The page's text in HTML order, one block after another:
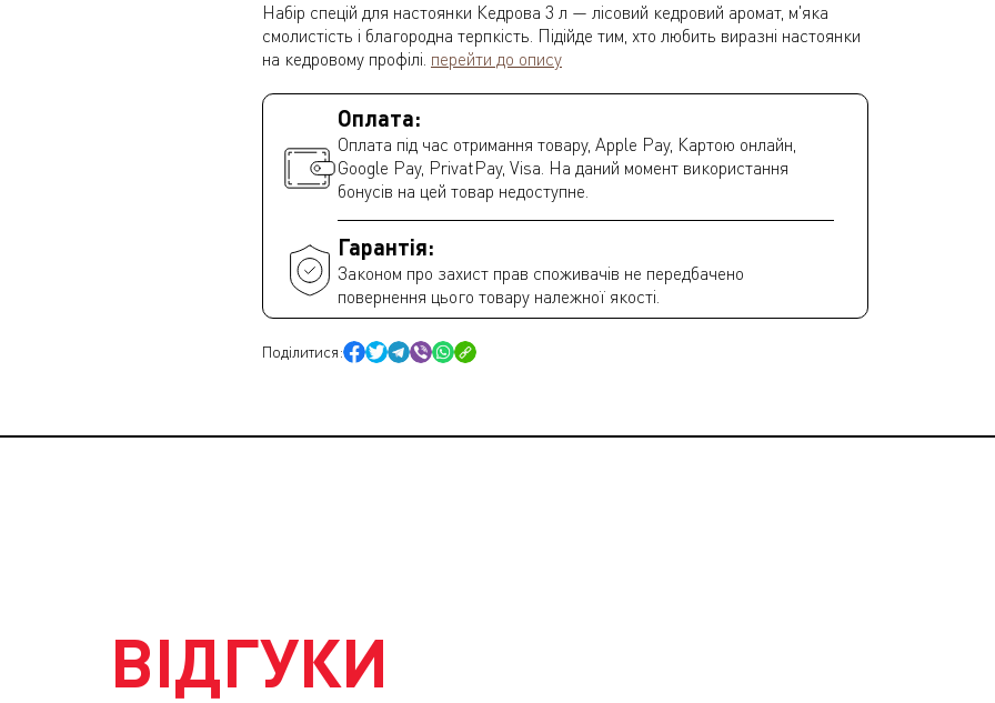
Набір спецій для настоянки Кедрова 3 л — лісовий кедровий аромат, м'яка
смолистість і благородна терпкість. Підійде тим, хто любить виразні настоянки
на кедровому профілі. перейти до опису
Оплата:
Оплата під час отримання товару, Apple Pay, Картою онлайн,
Google Pay, PrivatPay, Visa. На даний момент використання
бонусів на цей товар недоступне.
Гарантія:
Законом про захист прав споживачів не передбачено
повернення цього товару належної якості.
Поділитися:
ВІДГУКИ